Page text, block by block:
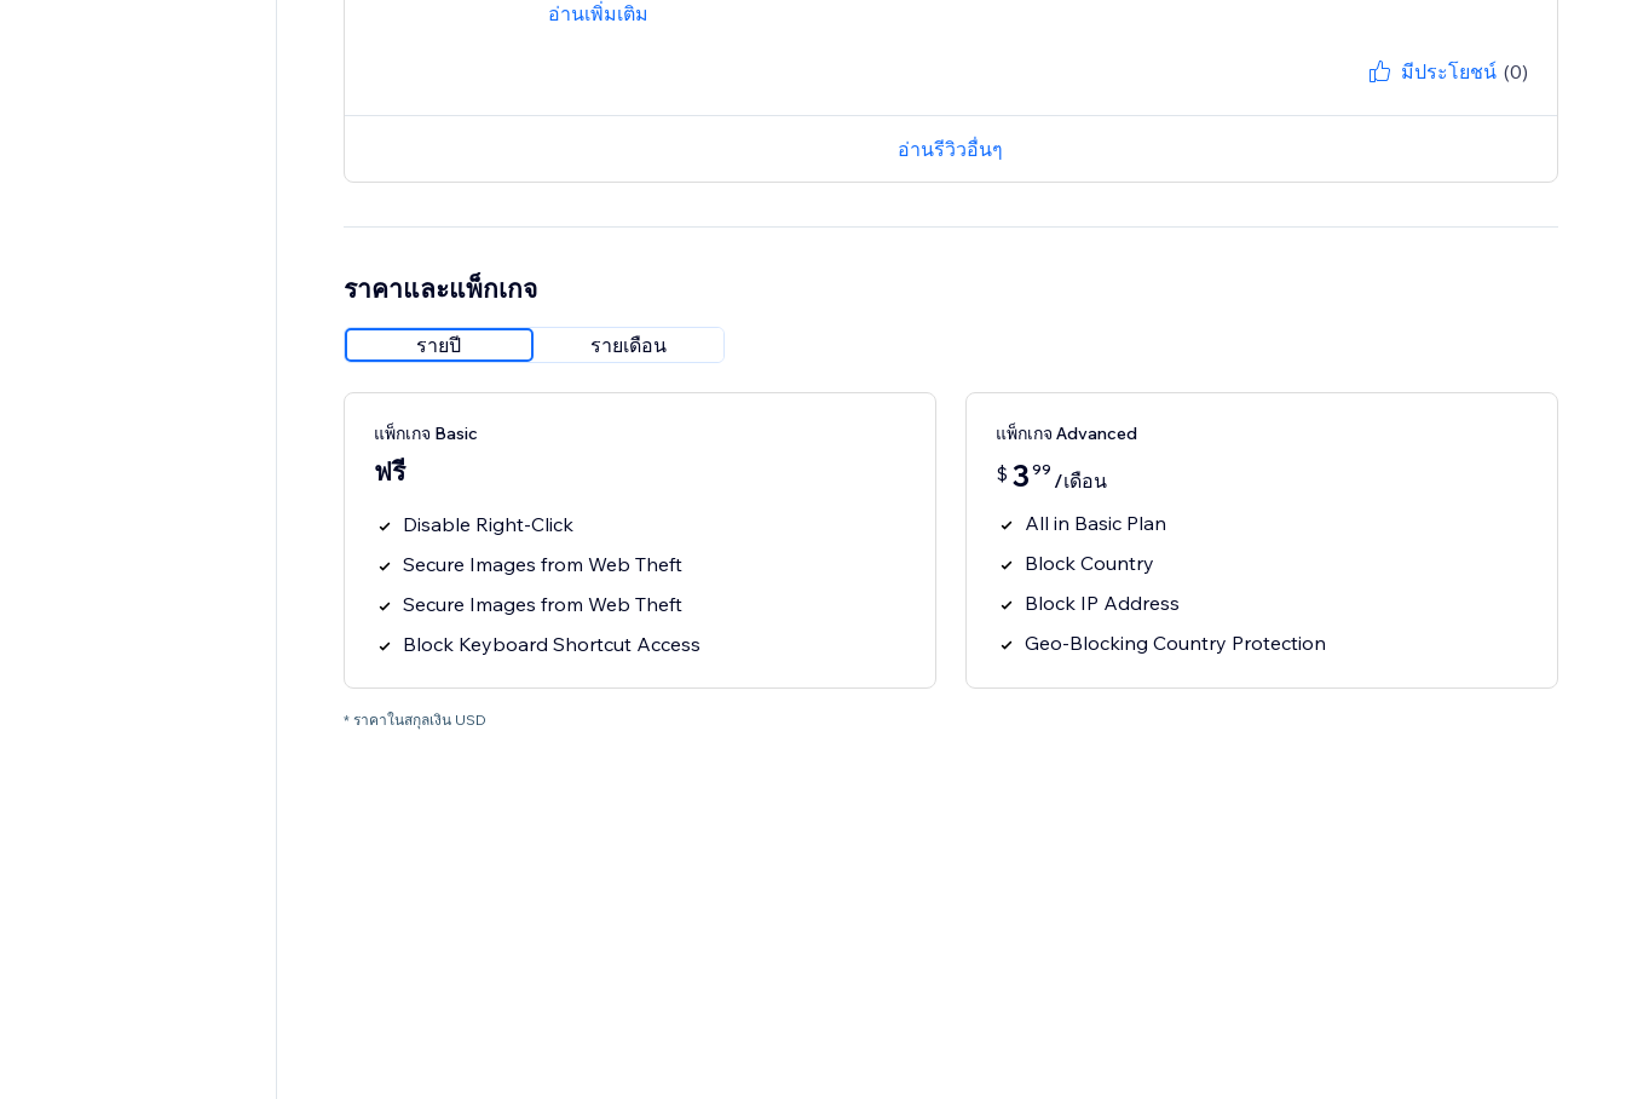
อ่านเพิ่มเติม
มีประโยชน์ (0)
อ่านรีวิวอื่นๆ
ราคาและแพ็กเกจ
รายปี รายเดือน
แพ็กเกจ Basic
ฟรี
Disable Right-Click
Secure Images from Web Theft
Secure Images from Web Theft
Block Keyboard Shortcut Access
แพ็กเกจ Advanced
$ 3 99 /เดือน
All in Basic Plan
Block Country
Block IP Address
Geo-Blocking Country Protection
* ราคาในสกุลเงิน USD